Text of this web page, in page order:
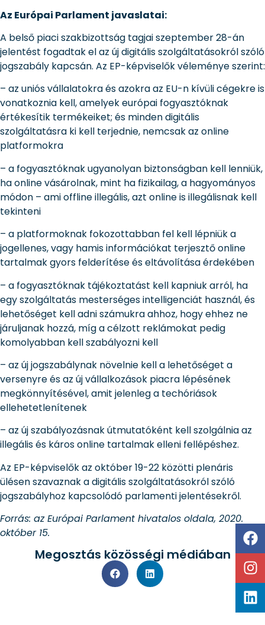
Az Európai Parlament javaslatai:
A belső piaci szakbizottság tagjai szeptember 28-án
jelentést fogadtak el az új digitális szolgáltatásokról szóló
jogszabály kapcsán. Az EP-képviselők véleménye szerint:
– az uniós vállalatokra és azokra az EU-n kívüli cégekre is
vonatkoznia kell, amelyek európai fogyasztóknak
értékesítik termékeiket; és minden digitális
szolgáltatásra ki kell terjednie, nemcsak az online
platformokra
– a fogyasztóknak ugyanolyan biztonságban kell lenniük,
ha online vásárolnak, mint ha fizikailag, a hagyományos
módon – ami offline illegális, azt online is illegálisnak kell
tekinteni
– a platformoknak fokozottabban fel kell lépniük a
jogellenes, vagy hamis információkat terjesztő online
tartalmak gyors felderítése és eltávolítása érdekében
– a fogyasztóknak tájékoztatást kell kapniuk arról, ha
egy szolgáltatás mesterséges intelligenciát használ, és
lehetőséget kell adni számukra ahhoz, hogy ehhez ne
járuljanak hozzá, míg a célzott reklámokat pedig
komolyabban kell szabályozni kell
– az új jogszabálynak növelnie kell a lehetőséget a
versenyre és az új vállalkozások piacra lépésének
megkönnyítésével, amit jelenleg a techóriások
ellehetetlenítenek
– az új szabályozásnak útmutatóként kell szolgálnia az
illegális és káros online tartalmak elleni fellépéshez.
Az EP-képviselők az október 19-22 közötti plenáris
ülésen szavaznak a digitális szolgáltatásokról szóló
jogszabályhoz kapcsolódó parlamenti jelentésekről.
Forrás: az Európai Parlament hivatalos oldala, 2020.
október 15.
Megosztás közösségi médiában